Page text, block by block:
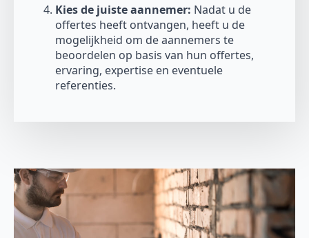
Kies de juiste aannemer: Nadat u de
offertes heeft ontvangen, heeft u de
mogelijkheid om de aannemers te
beoordelen op basis van hun offertes,
ervaring, expertise en eventuele
referenties.